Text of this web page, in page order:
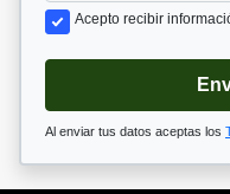
Acepto recibir
Al enviar tus datos aceptas los